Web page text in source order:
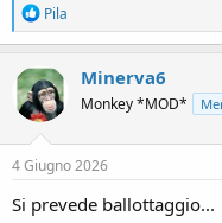
R
e
a
c
t
i
o
n
s
Pila
Minerva6
Monkey *MOD*
4 Giugno 2026
Si prevede ballottaggio...